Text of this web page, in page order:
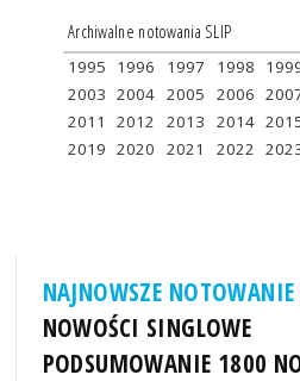
Archiwalne notowania SLIP
1995 1996 1997 1998
2003 2004 2005 2006
2011
2012 2013 2014
2019 2020 2021 2022
NAJNOWSZE
NOWOŚCI SINGLOWE
PODSUMOWANIE 1800